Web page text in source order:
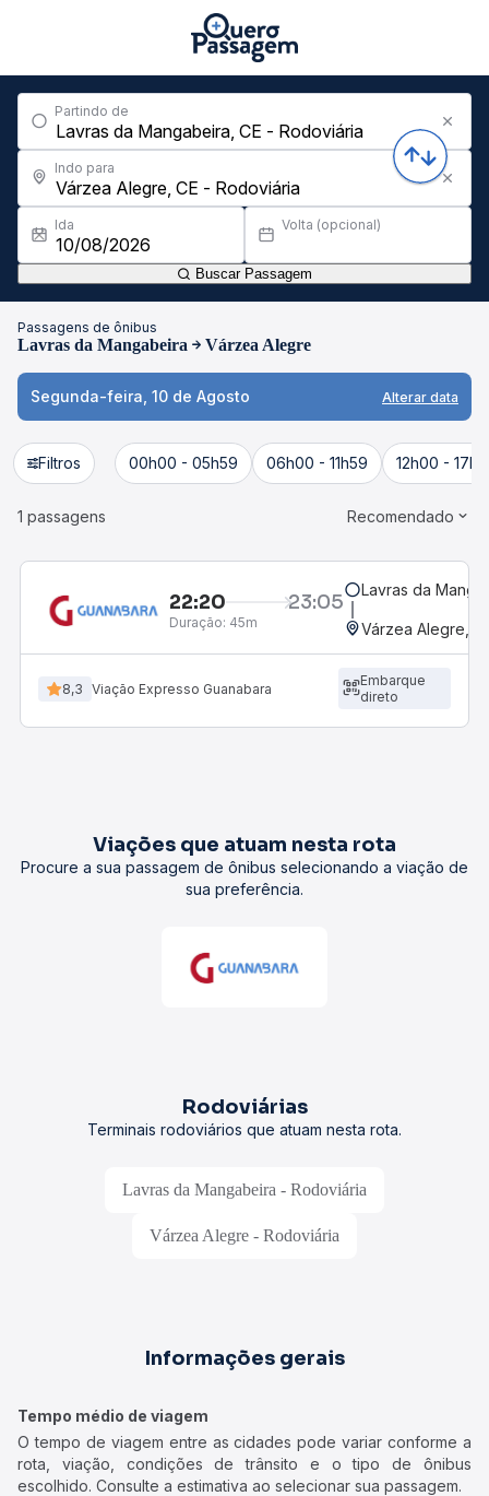
Partindo de
Indo para
Ida Volta (opcional)
Buscar Passagem
Passagens de ônibus
Lavras da Mangabeira Várzea Alegre
Segunda-feira, 10 de Agosto Alterar data
Filtros 00h00 - 05h59 06h00 - 11h59 12h00 -
1 passagens Recomendado
22:20 23:05
Duração: 45m
Lavras da
Várzea Alegre,
8,3 Viação Expresso Guanabara
Embarque
direto
Viações que atuam nesta rota
Procure a sua passagem de ônibus selecionando a viação de
sua preferência.
Rodoviárias
Terminais rodoviários que atuam nesta rota.
Lavras da Mangabeira - Rodoviária
Várzea Alegre - Rodoviária
Informações gerais
Tempo médio de viagem
O tempo de viagem entre as cidades pode variar conforme a
rota, viação, condições de trânsito e o tipo de ônibus
escolhido. Consulte a estimativa ao selecionar sua passagem.